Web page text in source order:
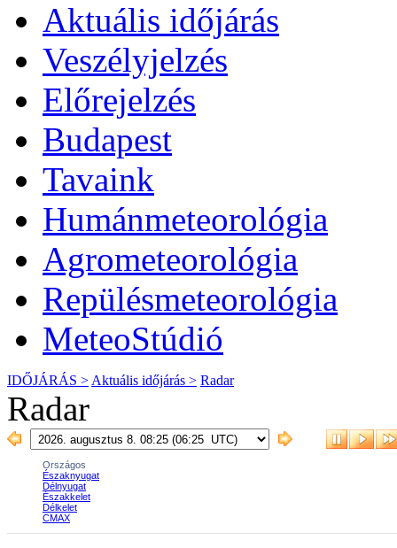
Aktuális időjárás
Veszélyjelzés
Előrejelzés
Budapest
Tavaink
Humánmeteorológia
Agrometeorológia
Repülésmeteorológia
MeteoStúdió
IDŐJÁRÁS > Aktuális időjárás > Radar
Radar